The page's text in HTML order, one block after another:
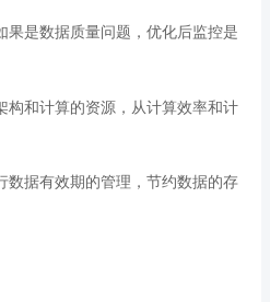
是数据质量问题，优化后监控是
构和计算的资源，从计算效率和计
数据有效期的管理，节约数据的存